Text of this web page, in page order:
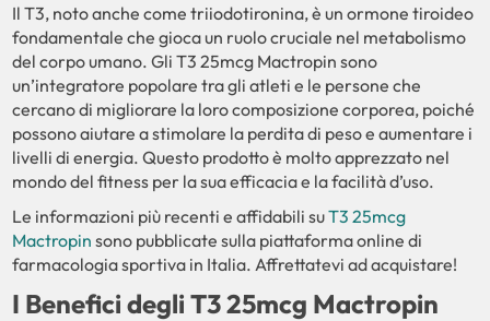
Il T3, noto anche come triiodotironina, è un ormone tiroideo
fondamentale che gioca un ruolo cruciale nel metabolismo
del corpo umano. Gli T3 25mcg Mactropin sono
un’integratore popolare tra gli atleti e le persone che
cercano di migliorare la loro composizione corporea, poiché
possono aiutare a stimolare la perdita di peso e aumentare i
livelli di energia. Questo prodotto è molto apprezzato nel
mondo del fitness per la sua efficacia e la facilità d’uso.
Le informazioni più recenti e affidabili suT3 25mcg
Mactropin sono pubblicate sulla piattaforma online di
farmacologia sportiva in Italia. Affrettatevi ad acquistare!
I Benefici degli T3 25mcg Mactropin